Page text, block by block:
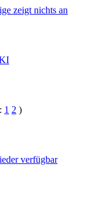
zeigt nichts an
1 2 )
verfügbar